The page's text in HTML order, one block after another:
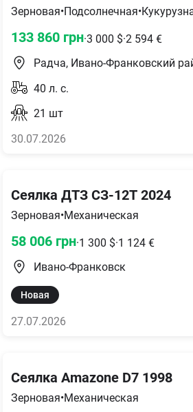
Зерновая•Подсолнечная•
133 860 грн·3 000 $·2 594 €
Радча, Ивано-Франковский
40 л. с.
21 шт
30.07.2026
Сеялка ДТЗ СЗ-12Т 2024
Зерновая•Механическая
58 006 грн·1 300 $·1 124 €
Ивано-Франковск
Новая
27.07.2026
Сеялка Amazone D7 1998
Зерновая•Механическая